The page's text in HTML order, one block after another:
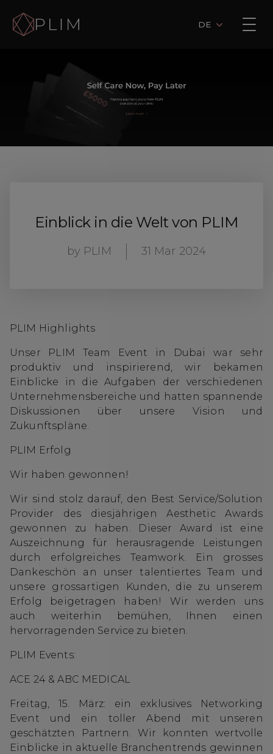
DE
Einblick in die Welt von PLIM
by PLIM 31 Mar 2024
PLIM Highlights
Unser PLIM Team Event in Dubai war sehr
produktiv und inspirierend, wir bekamen
Einblicke in die Aufgaben der verschiedenen
Unternehmensbereiche und hatten spannende
Diskussionen über unsere Vision und
Zukunftspläne.
PLIM Erfolg
Wir haben gewonnen!
Wir sind stolz darauf, den Best Service/Solution
Provider des diesjährigen Aesthetic Awards
gewonnen zu haben. Dieser Award ist eine
Auszeichnung für herausragende Leistungen
durch erfolgreiches Teamwork. Ein grosses
Dankeschön an unser talentiertes Team und
unsere grossartigen Kunden, die zu unserem
Erfolg beigetragen haben! Wir werden uns
auch weiterhin bemühen, Ihnen einen
hervorragenden Service zu bieten.
PLIM Events:
ACE 24 & ABC MEDICAL
Freitag, 15. März: ein exklusives Networking
Event und ein toller Abend mit unseren
geschätzten Partnern. Wir konnten wertvolle
Einblicke in aktuelle Branchentrends gewinnen